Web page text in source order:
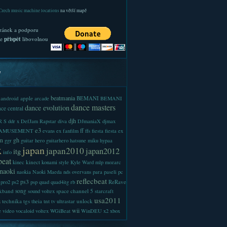
music machine locations na větší mapě
a podporu
přispětlibovolnou
android apple arcade beatmania BEMANI BEMANI
central dance evolutiondance masters
S ddr x DefJam Rapstar diva djh DJmaniaX djmax
e3 evans ex fanfilm ff ffs fiesta fiesta ex
ggr gh guitar hero guitarhero hatsune miku hypaa
info itg japanjapan2010 japan2012
kinec kinect konami style Kyle Ward mlp mozarc
naoki naokia Naoki Maeda nds overvans para paseli pc
pro2 ps2 ps3 psp quad quad4itg rb reflecbeat ReRave
song sound voltex space channel 5 starcraft
technika tgs theia tnt tv ultrastar unlock usa2011
video vocaloid voltex WGiBeat wii WinDEU x2 xbox